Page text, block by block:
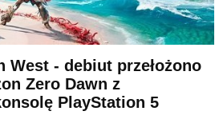
West - debiut przełożono
Zero Dawn z
PlayStation 5